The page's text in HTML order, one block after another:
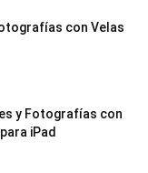
con Velas
y Fotografías con
iPad